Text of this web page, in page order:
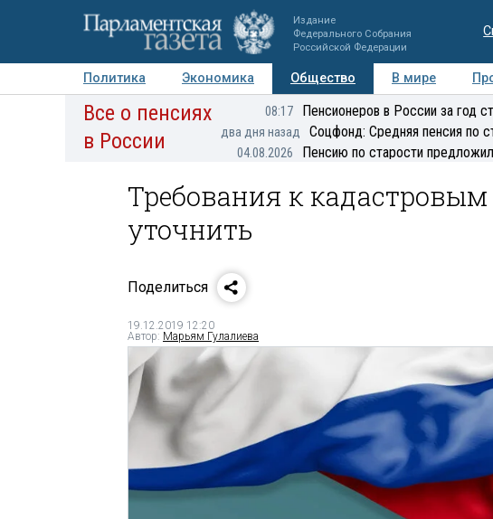
Издание
Федерального Собрания
Российской Федерации
Политика Экономика Общество В мире
Авторы Персоны Мнения Регионы
Все о пенсиях
в России
08:17 Пенсионеров в России за год
два дня назад Соцфонд: Средняя пенсия по
04.08.2026 Пенсию по старости
Требования к
уточнить
Поделиться
19.12.2019 12:20
Автор: Марьям Гулалиева